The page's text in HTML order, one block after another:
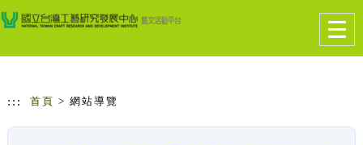
跳到主要內容
網站導覽
::: 首頁 > 網站導覽